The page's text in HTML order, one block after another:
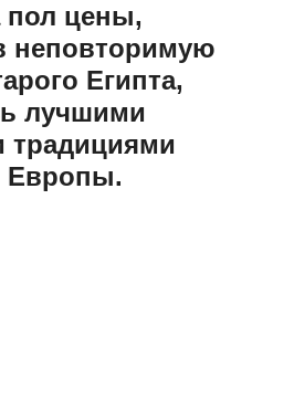
пол цены,
неповторимую
Египта,
лучшими
традициями
Европы.